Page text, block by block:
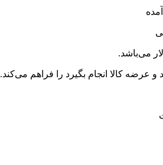
عرضه کالا انجام بگیرد را فراهم می‌کند.